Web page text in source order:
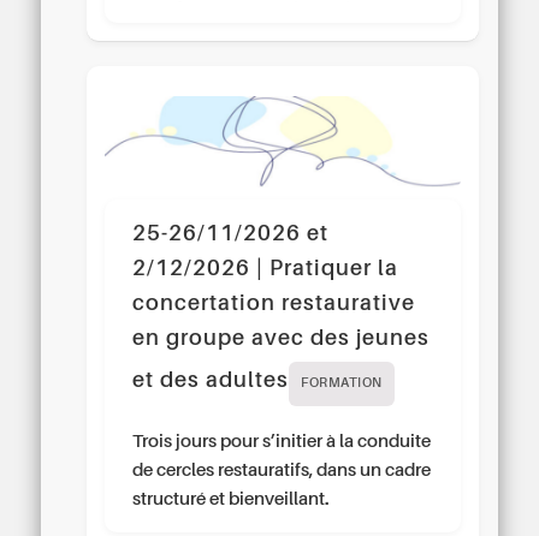
25-26/11/2026 et
2/12/2026 | Pratiquer la
concertation restaurative
en groupe avec des jeunes
et des adultes
FORMATION
Trois jours pour s’initier à la conduite
de cercles restauratifs, dans un cadre
structuré et bienveillant.